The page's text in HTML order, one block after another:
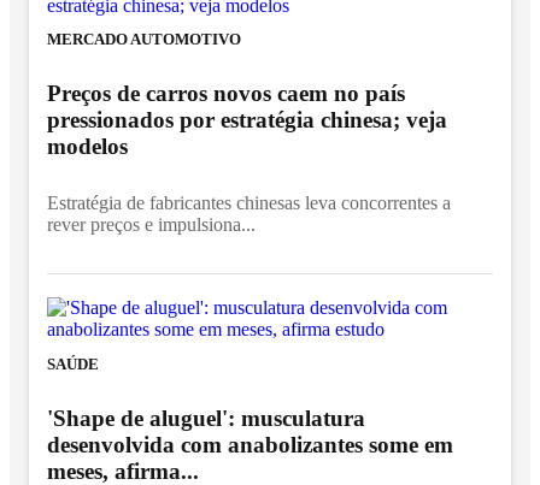
MERCADO AUTOMOTIVO
Preços de carros novos caem no país
pressionados por estratégia chinesa; veja
modelos
Estratégia de fabricantes chinesas leva concorrentes a
rever preços e impulsiona...
SAÚDE
'Shape de aluguel': musculatura
desenvolvida com anabolizantes some em
meses, afirma...